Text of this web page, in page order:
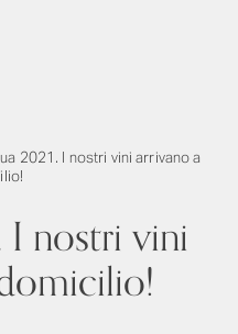
2021. I nostri vini arrivano a
I nostri vini